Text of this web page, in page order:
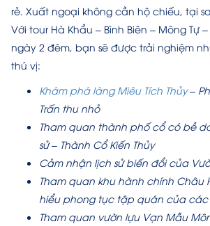
rẻ. Xuất ngoại không cần hộ chiếu, tại
Với tour Hà Khẩu – Bình Biên – Mông Tự –
ngày 2 đêm, bạn sẽ được trải nghiệm
thú vị:
Khám phá làng Miêu Tích Thủy–
Trấn thu nhỏ
Tham quan thành phố cổ có bề
sử – Thành Cổ Kiến Thủy
Cảm nhận lịch sử biến đổi của
Tham quan khu hành chính Châu
hiểu phong tục tập quán của
Tham quan vườn lựu Vạn Mẫu